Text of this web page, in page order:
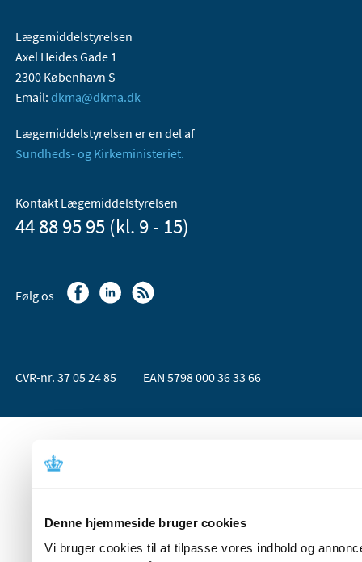
Denne hjemmeside bruger cookies
Vi bruger cookies til at tilpasse vores indhold og
Lægemiddelstyrelsen
Axel Heides Gade 1
2300 København S
Email: dkma@dkma.dk
Lægemiddelstyrelsen er en del af
Sundheds- og Kirkeministeriet.
Kontakt Lægemiddelstyrelsen
44 88 95 95 (kl. 9 - 15)
Følg os
CVR-nr. 37 05 24 85 EAN 5798 000 36 33 66